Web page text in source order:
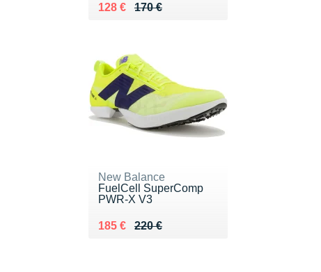
170 €
Au lieu de 170 €
128 €
Vendu 128 €
New Balance
FuelCell SuperComp
PWR-X V3
220 €
Au lieu de 220 €
185 €
Vendu 185 €